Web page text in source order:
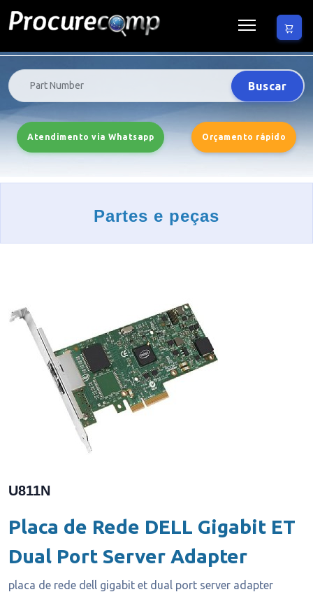
Buscar
Atendimento via Whatsapp Orçamento rápido
Partes e peças
U811N
Placa de Rede DELL Gigabit ET
Dual Port Server Adapter
placa de rede dell gigabit et dual port server adapter